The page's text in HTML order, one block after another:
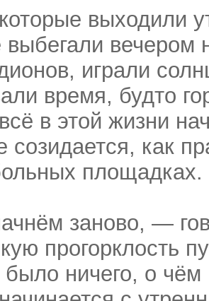
выходили
выбегали
играли
время, будто
в этой жизни
созидается, как
площадках.
заново, —
прогорклость
ничего, о